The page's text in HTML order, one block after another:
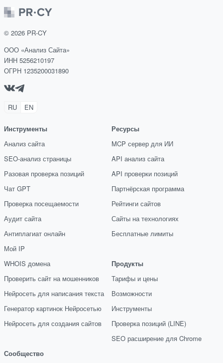
© 2026 PR-CY
ООО «Анализ Сайта»
ИНН 5256210197
ОГРН 1235200031890
RU EN
Инструменты
Анализ сайта
SEO-анализ страницы
Разовая проверка позиций
Чат GPT
Проверка посещаемости
Аудит сайта
Антиплагиат онлайн
Мой IP
WHOIS домена
Проверить сайт на мошенников
Нейросеть для написания текста
Генератор картинок Нейросетью
Нейросеть для создания сайтов
Сообщество
Ресурсы
MCP сервер для ИИ
API анализ сайта
API проверки позиций
Партнёрская программа
Рейтинги сайтов
Сайты на технологиях
Бесплатные лимиты
Продукты
Тарифы и цены
Возможности
Инструменты
Проверка позиций (LINE)
SEO расширение для Chrome